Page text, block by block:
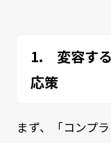
変容す
応策
まず、「コンプ